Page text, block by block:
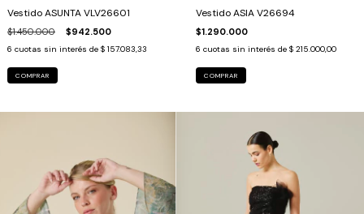
Vestido ASUNTA VLV26601
$1.450.000 $942.500
6 cuotas sin interés de $ 157.083,33
COMPRAR
Vestido ASIA V26694
$1.290.000
6 cuotas sin interés de $ 215.000,00
COMPRAR